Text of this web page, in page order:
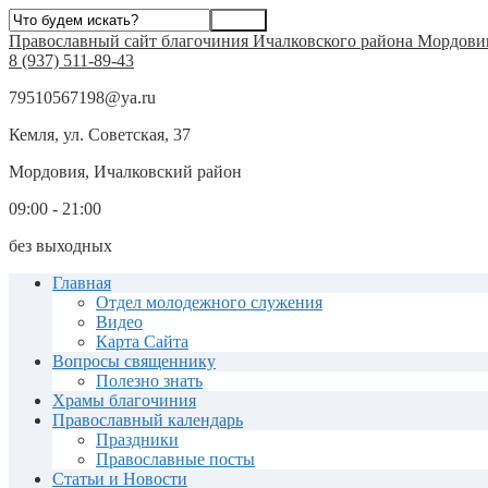
Православный сайт благочиния Ичалковского района
8 (937) 511-89-43
79510567198@ya.ru
Кемля, ул. Советская, 37
Мордовия, Ичалковский район
09:00 - 21:00
без выходных
Главная
Отдел молодежного служения
Видео
Карта Сайта
Вопросы священнику
Полезно знать
Храмы благочиния
Православный календарь
Праздники
Православные посты
Статьи и Новости